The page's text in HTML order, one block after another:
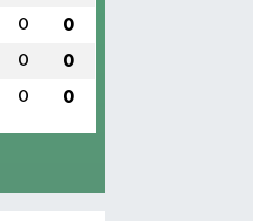
0 0
0 0
0 0